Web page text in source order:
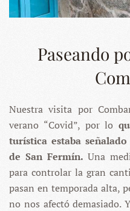
Paseando
Nuestra visita por
verano “Covid”, por lo
turística estaba
de San Fermín. Una
para controlar la gran
pasan en temporada alta,
no nos afectó demasiado.